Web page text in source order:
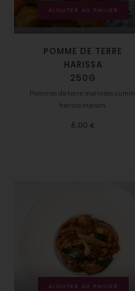
AJOUTER AU PANIER
POMME DE TERRE
HARISSA
250G
Pommes de terre marinées cumin,
harissa maison.
6,00€
AJOUTER AU PANIER